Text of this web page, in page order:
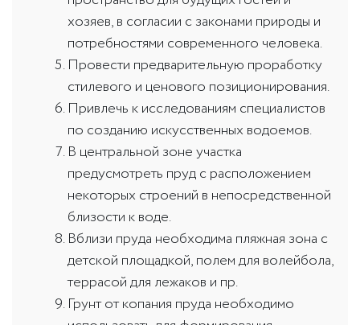
хозяев, в согласии с законами природы и
потребностями современного человека.
Провести предварительную проработку
стилевого и ценового позиционирования.
Привлечь к исследованиям специалистов
по созданию искусственных водоемов.
В центральной зоне участка
предусмотреть пруд с расположением
некоторых строений в непосредственной
близости к воде.
Вблизи пруда необходима пляжная зона с
детской площадкой, полем для волейбола,
террасой для лежаков и пр.
Грунт от копания пруда необходимо